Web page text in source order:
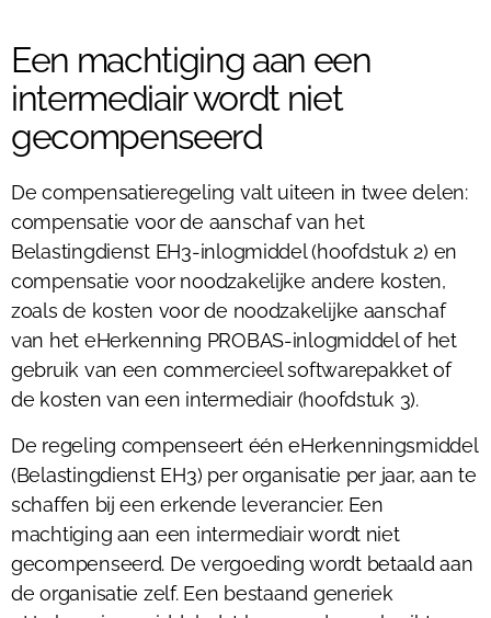
Een machtiging aan een
intermediair wordt niet
gecompenseerd
De compensatieregeling valt uiteen in twee delen:
compensatie voor de aanschaf van het
Belastingdienst EH3-inlogmiddel (hoofdstuk 2) en
compensatie voor noodzakelijke andere kosten,
zoals de kosten voor de noodzakelijke aanschaf
van het eHerkenning PROBAS-inlogmiddel of het
gebruik van een commercieel softwarepakket of
de kosten van een intermediair (hoofdstuk 3).
De regeling compenseert één eHerkenningsmiddel
(Belastingdienst EH3) per organisatie per jaar, aan te
schaffen bij een erkende leverancier. Een
machtiging aan een intermediair wordt niet
gecompenseerd. De vergoeding wordt betaald aan
de organisatie zelf. Een bestaand generiek